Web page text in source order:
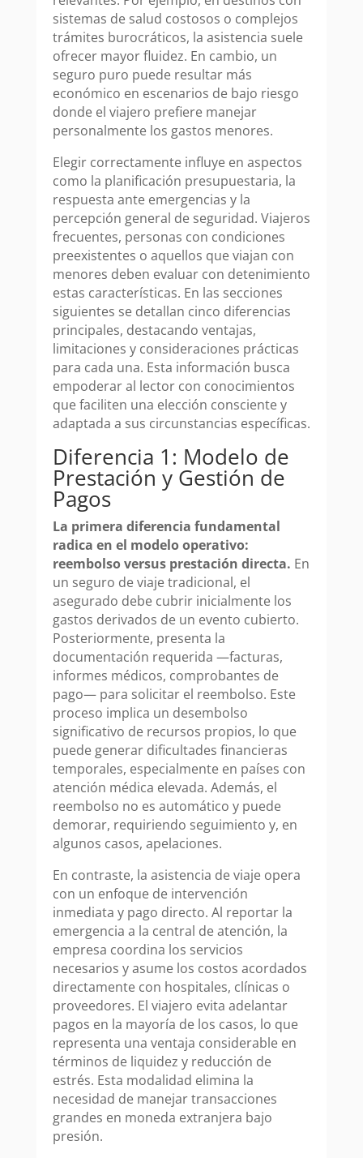
sistemas de salud costosos o complejos
trámites burocráticos, la asistencia suele
ofrecer mayor fluidez. En cambio, un
seguro puro puede resultar más
económico en escenarios de bajo riesgo
donde el viajero prefiere manejar
personalmente los gastos menores.
Elegir correctamente influye en aspectos
como la planificación presupuestaria, la
respuesta ante emergencias y la
percepción general de seguridad. Viajeros
frecuentes, personas con condiciones
preexistentes o aquellos que viajan con
menores deben evaluar con detenimiento
estas características. En las secciones
siguientes se detallan cinco diferencias
principales, destacando ventajas,
limitaciones y consideraciones prácticas
para cada una. Esta información busca
empoderar al lector con conocimientos
que faciliten una elección consciente y
adaptada a sus circunstancias específicas.
Diferencia 1: Modelo de
Prestación y Gestión de
Pagos
La primera diferencia fundamental
radica en el modelo operativo:
reembolso versus prestación directa. En
un seguro de viaje tradicional, el
asegurado debe cubrir inicialmente los
gastos derivados de un evento cubierto.
Posteriormente, presenta la
documentación requerida —facturas,
informes médicos, comprobantes de
pago— para solicitar el reembolso. Este
proceso implica un desembolso
significativo de recursos propios, lo que
puede generar dificultades financieras
temporales, especialmente en países con
atención médica elevada. Además, el
reembolso no es automático y puede
demorar, requiriendo seguimiento y, en
algunos casos, apelaciones.
En contraste, la asistencia de viaje opera
con un enfoque de intervención
inmediata y pago directo. Al reportar la
emergencia a la central de atención, la
empresa coordina los servicios
necesarios y asume los costos acordados
directamente con hospitales, clínicas o
proveedores. El viajero evita adelantar
pagos en la mayoría de los casos, lo que
representa una ventaja considerable en
términos de liquidez y reducción de
estrés. Esta modalidad elimina la
necesidad de manejar transacciones
grandes en moneda extranjera bajo
presión.